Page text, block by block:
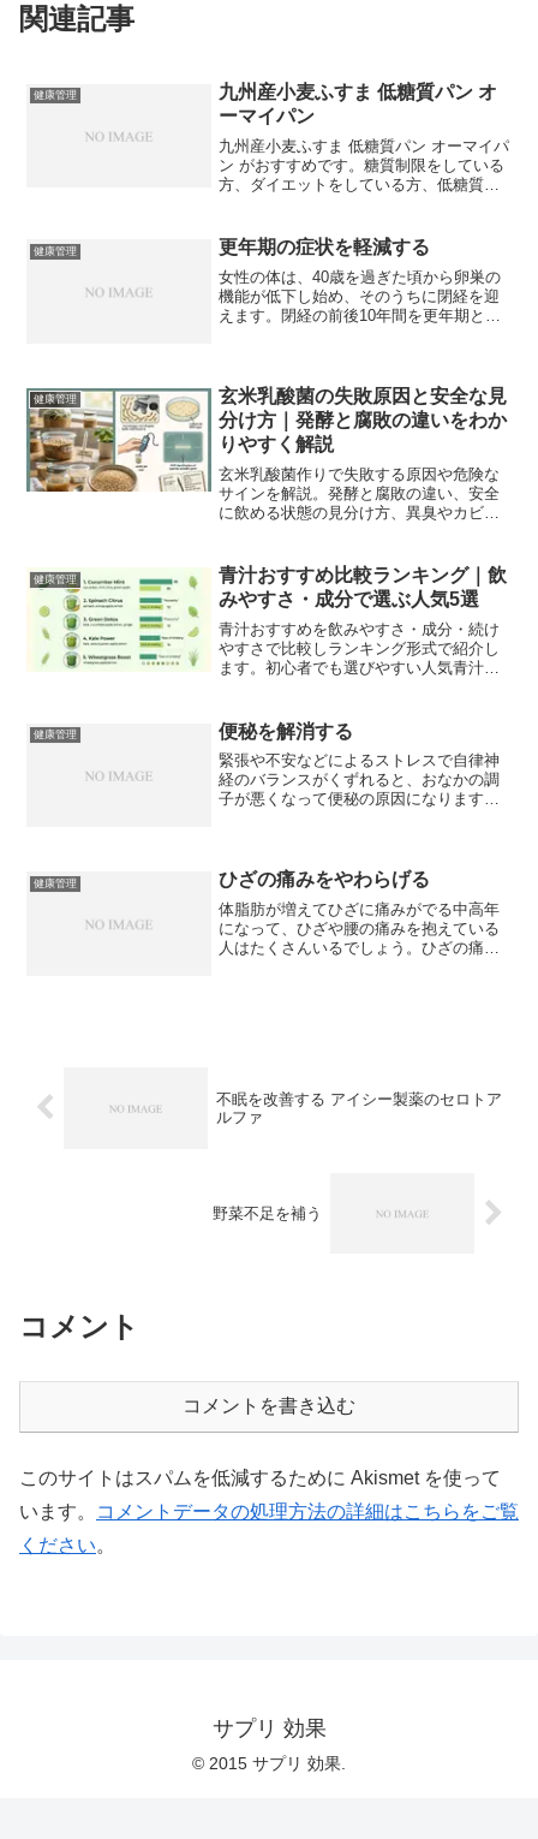
関連記事
健康管理
九州産小麦ふすま 低糖質パン オ
ーマイパン
九州産小麦ふすま 低糖質パン オーマイパ
ン がおすすめです。糖質制限をしている
方、ダイエットをしている方、低糖質食
紹介します。食べごたえはあるのにダイ
エット中の方で...
健康管理 更年期の症状を軽減する
女性の体は、40歳を過ぎた頃から卵巣の
機能が低下し始め、そのうちに閉経を迎
えます。閉経の前後10年間を更年期とい
の時期にさしか...
健康管理
玄米乳酸菌の失敗原因と安全な見
分け方｜発酵と腐敗の違いをわか
りやすく解説
玄米乳酸菌作りで失敗する原因や危険な
サインを解説。発酵と腐敗の違い、安全
に飲める状態の見分け方、異臭やカビが
健康管理
青汁おすすめ比較ランキング｜飲
みやすさ・成分で選ぶ人気5選
青汁おすすめを飲みやすさ・成分・続け
やすさで比較しランキング形式で紹介し
ます。初心者でも選びやすい人気青汁を
健康管理 便秘を解消する
緊張や不安などによるストレスで自律神
経のバランスがくずれると、おなかの調
子が悪くなって便秘の原因になります。
は多いと思いますが、湿疹...
健康管理 ひざの痛みをやわらげる
体脂肪が増えてひざに痛みがでる中高年
になって、ひざや腰の痛みを抱えている
人はたくさんいるでしょう。ひざの痛み
不眠を改善する アイシー製薬のセロトア
ルファ
野菜不足を補う
コメント
コメントを書き込む
このサイトはスパムを低減するために Akismet を使って
います。
コメントデータの処理方法の詳細はこちらをご覧
ください。
サプリ 効果
© 2015 サプリ 効果.